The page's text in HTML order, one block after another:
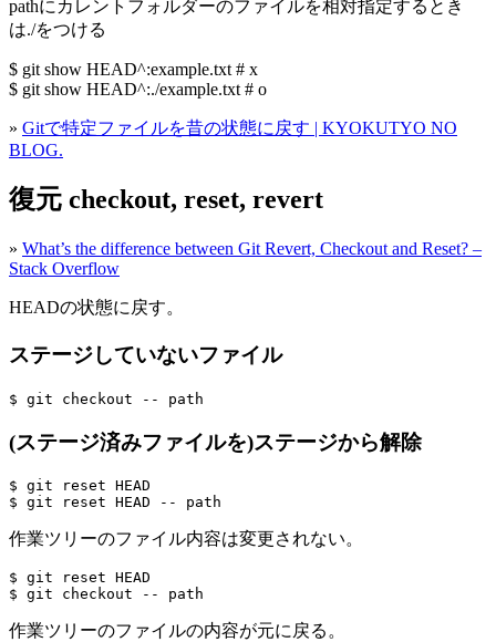
pathにカレントフォルダーのファイルを相対指定するとき
は./をつける
$ git show HEAD^:example.txt # x
$ git show HEAD^:./example.txt # o
» Gitで特定ファイルを昔の状態に戻す | KYOKUTYO NO
BLOG.
復元 checkout, reset, revert
» What’s the difference between Git Revert, Checkout and Reset? –
Stack Overflow
HEADの状態に戻す。
ステージしていないファイル
(ステージ済みファイルを)ステージから解除
$ git reset HEAD
作業ツリーのファイル内容は変更されない。
$ git reset HEAD
作業ツリーのファイルの内容が元に戻る。